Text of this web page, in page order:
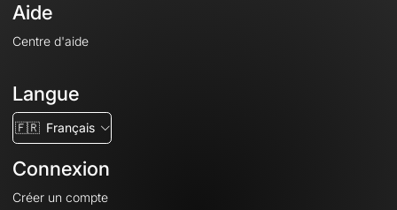
Aide
Centre d'aide
Langue
🇫🇷 Français
Connexion
Créer un compte